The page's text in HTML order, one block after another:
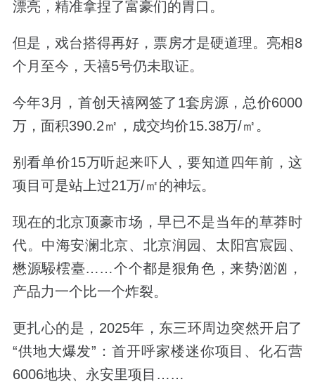
漂亮，精准拿捏了富豪们的胃口。
但是，戏台搭得再好，票房才是硬道理。亮相8
个月至今，天禧5号仍未取证。
今年3月，首创天禧网签了1套房源，总价6000
万，面积390.2㎡，成交均价15.38万/㎡。
别看单价15万听起来吓人，要知道四年前，这
项目可是站上过21万/㎡的神坛。
现在的北京顶豪市场，早已不是当年的草莽时
代。中海安澜北京、北京润园、太阳宫宸园、
懋源騴橒臺……个个都是狠角色，来势汹汹，
产品力一个比一个炸裂。
更扎心的是，2025年，东三环周边突然开启了
“供地大爆发”：首开呼家楼迷你项目、化石营
6006地块、永安里项目……